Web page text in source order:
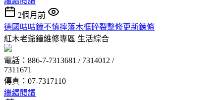
2個月前
德國咕咕鐘不慎摔落木框碎裂整修更新鍊條
紅木老爺鐘維修專區 生活綜合
電話：886-7-7313681 / 7314012 /
7311671
傳真：07-7317110
繼續閱讀